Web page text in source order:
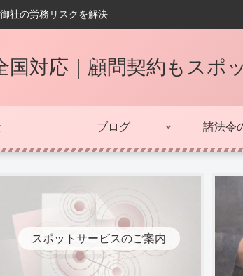
社の労務リスクを解決
対応｜顧問契約もスポ
ブログ 諸法令
スポットサービスのご案内